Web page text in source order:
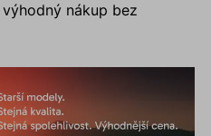
nákup bez